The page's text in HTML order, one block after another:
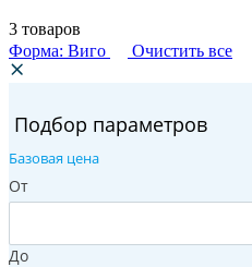
3 товаров
Форма: Виго
Очистить все
Подбор параметров
Базовая цена
От
До